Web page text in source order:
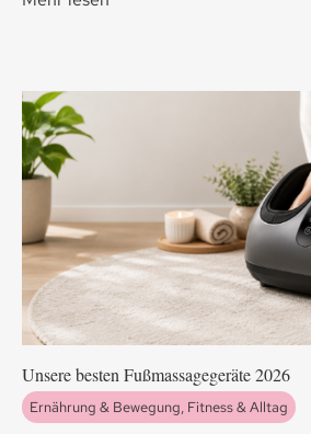
Unsere besten Fußmassagegeräte 2026
Ernährung & Bewegung, Fitness & Alltag